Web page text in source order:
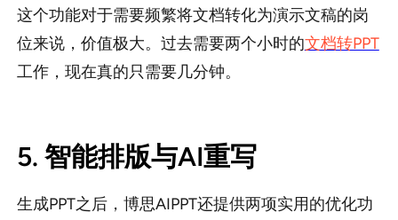
这个功能对于需要频繁将文档转化为演示文稿的岗
位来说，价值极大。过去需要两个小时的文档转PPT
工作，现在真的只需要几分钟。
5. 智能排版与AI重写
生成PPT之后，博思AIPPT还提供两项实用的优化功